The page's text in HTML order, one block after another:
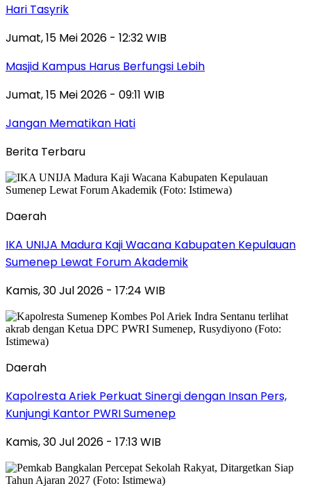
Hari Tasyrik
Jumat, 15 Mei 2026 - 12:32 WIB
Masjid Kampus Harus Berfungsi Lebih
Jumat, 15 Mei 2026 - 09:11 WIB
Jangan Mematikan Hati
Berita Terbaru
Daerah
IKA UNIJA Madura Kaji Wacana Kabupaten Kepulauan
Sumenep Lewat Forum Akademik
Kamis, 30 Jul 2026 - 17:24 WIB
Daerah
Kapolresta Ariek Perkuat Sinergi dengan Insan Pers,
Kunjungi Kantor PWRI Sumenep
Kamis, 30 Jul 2026 - 17:13 WIB